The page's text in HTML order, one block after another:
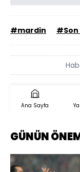
#mardin
Ana Sayfa
GÜNÜN